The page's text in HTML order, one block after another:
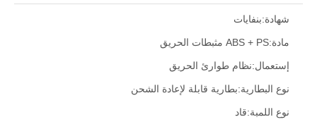
شهادة:بنفايات
مادة:ABS + PS مثبطات الحريق
إستعمال:نظام طوارئ الحريق
نوع البطارية:بطارية قابلة لإعادة الشحن
نوع اللمبة:قاد